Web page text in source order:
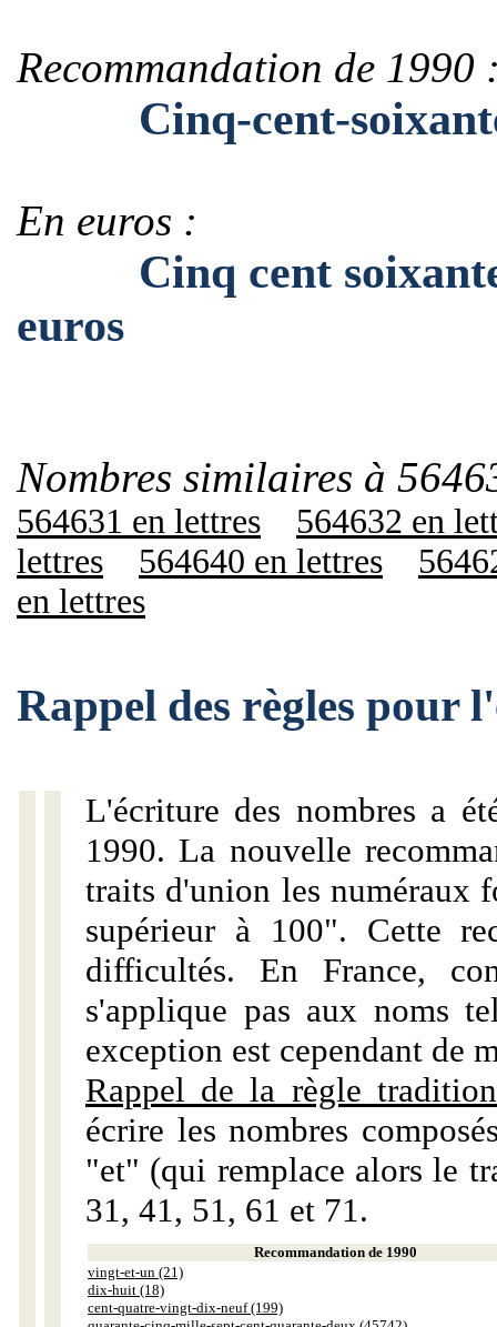
Recommandation de 1990
Cinq-cent-
En euros :
Cinq cent soixante-
euros
Nombres similaires à
564631 en lettres
564632 en
lettres
564640 en lettres
en lettres
Rappel des règles pour
L'écriture des nombres a
1990. La nouvelle
traits d'union les numéraux
supérieur à 100". Cette
difficultés. En France,
s'applique pas aux noms
exception est cependant de
Rappel de la règle
écrire les nombres
"et" (qui remplace alors le
31, 41, 51, 61 et 71.
Recommandation de 1990
vingt-et-un (21)
dix-huit (18)
cent-quatre-vingt-dix-neuf (199)